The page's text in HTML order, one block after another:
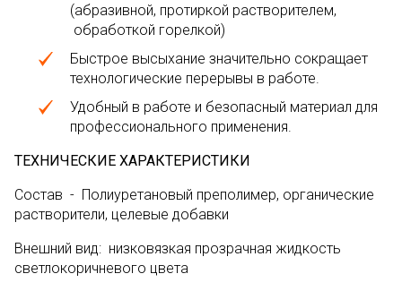
(абразивной, протиркой растворителем,
обработкой горелкой)
Быстрое высыхание значительно сокращает
технологические перерывы в работе.
Удобный в работе и безопасный материал для
профессионального применения.
ТЕХНИЧЕСКИЕ ХАРАКТЕРИСТИКИ
Состав - Полиуретановый преполимер, органические
растворители, целевые добавки
Внешний вид: низковязкая прозрачная жидкость
светлокоричневого цвета